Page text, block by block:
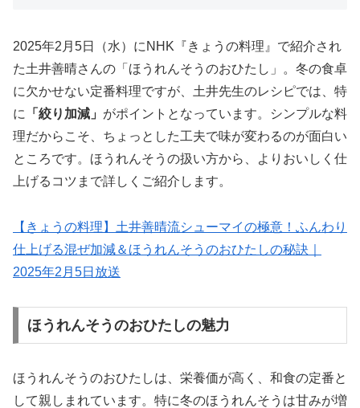
2025年2月5日（水）にNHK『きょうの料理』で紹介され
た土井善晴さんの「ほうれんそうのおひたし」。冬の食卓
に欠かせない定番料理ですが、土井先生のレシピでは、特
に 「絞り加減」 がポイントとなっています。シンプルな料
理だからこそ、ちょっとした工夫で味が変わるのが面白い
ところです。ほうれんそうの扱い方から、よりおいしく仕
上げるコツまで詳しくご紹介します。
【きょうの料理】土井善晴流シューマイの極意！ふんわり
仕上げる混ぜ加減＆ほうれんそうのおひたしの秘訣｜
2025年2月5日放送
ほうれんそうのおひたしの魅力
ほうれんそうのおひたしは、栄養価が高く、和食の定番と
して親しまれています。特に冬のほうれんそうは甘みが増